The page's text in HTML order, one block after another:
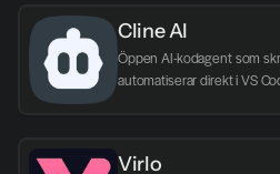
Cline AI
Öppen AI-kodagent som
automatiserar direkt i VS
Virlo